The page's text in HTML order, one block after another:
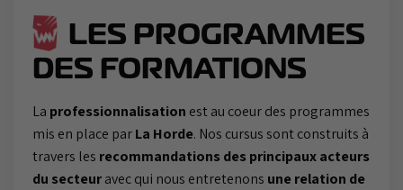
LES PROGRAMMES
DES FORMATIONS
La professionnalisation est au coeur des programmes
mis en place parLa Horde. Nos cursus sont construits à
travers les recommandations des principaux acteurs
du secteuravec qui nous entretenons une relation de